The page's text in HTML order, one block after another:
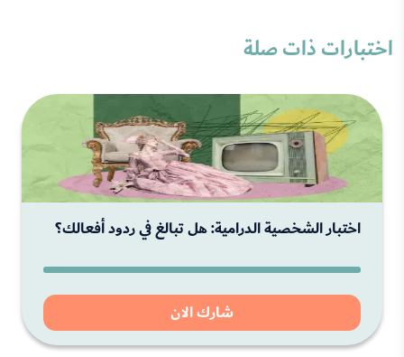
اختبارات ذات صلة
اختبار الشخصية الدرامية: هل تبالغ في ردود أفعالك؟
شارك الان